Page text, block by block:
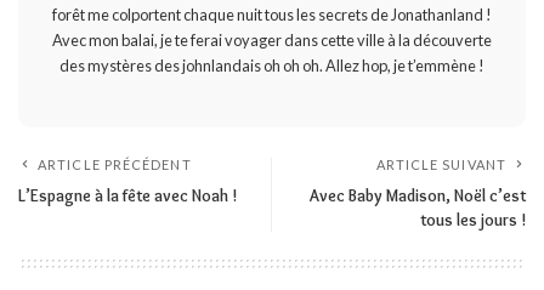
forêt me colportent chaque nuit tous les secrets de Jonathanland !
Avec mon balai, je te ferai voyager dans cette ville à la découverte
des mystères des johnlandais oh oh oh. Allez hop, je t’emmène !
ARTICLE PRÉCÉDENT
L’Espagne à la fête avec Noah !
ARTICLE SUIVANT
Avec Baby Madison, Noël c’est
tous les jours !